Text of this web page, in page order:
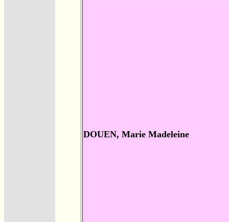
DOUEN, Marie Madeleine